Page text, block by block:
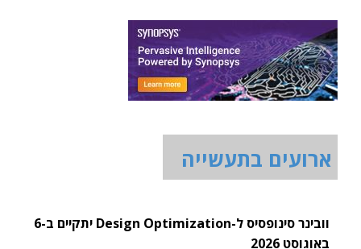
ארועים בתעשייה
וובינר סינופסיס ל-Design Optimization יתקיים ב-6
באוגוסט 2026